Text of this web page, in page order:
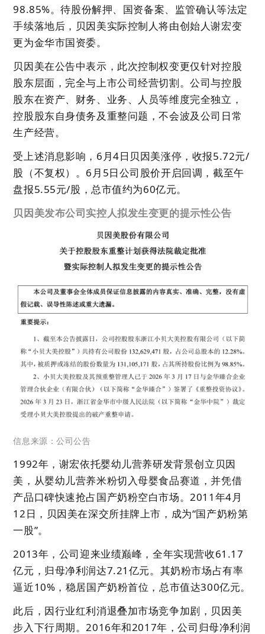
98.85%。待股份解押、国资备案、监管确认等法定
手续落地后，贝因美实际控制人将由创始人谢宏变
更为金华市国资委。
贝因美在公告中表示，此次控制权变更仅针对控股
股东层面，完全与上市公司经营切割。公司与控股
股东在资产、财务、业务、人员等维度完全独立，
控股股东自身债务及重整问题，不会波及公司日常
生产经营。
受上述消息影响，6月4日贝因美涨停，收报5.72元/
股（不复权）。6月5日公司股价开启回调，截至午
盘报5.55元/股，总市值约为60亿元。
贝因美发布公司实控人拟发生变更的提示性公告
信息来源：公司公告
1992年，谢宏依托婴幼儿营养研发背景创立贝因
美，从婴幼儿营养米粉切入母婴食品赛道，并凭借
产品口碑快速抢占国产奶粉空白市场。2011年4月
12日，贝因美在深交所挂牌上市，成为“国产奶粉第
一股”。
2013年，公司迎来业绩巅峰，全年实现营收61.17
亿元，归母净利润达7.21亿元。其奶粉市场占有率
逼近10%，稳居国产奶粉首位，总市值达300亿元。
此后，因行业红利消退叠加市场竞争加剧，贝因美
步入下行周期。2016年和2017年，公司归母净利润